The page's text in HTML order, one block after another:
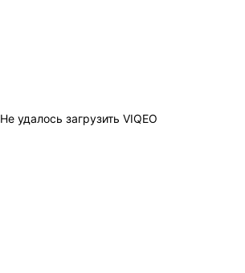
Не удалось загрузить VIQEO